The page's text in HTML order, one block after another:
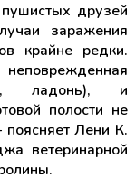
друзей
заражения
крайне редки.
ладонь), и
полости не
поясняет Лени К.
ветеринарной